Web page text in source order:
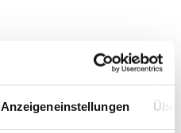
Anzeigeneinstellungen